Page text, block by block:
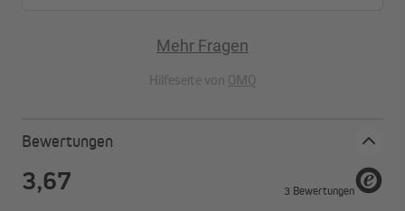
Mehr Fragen
Hilfeseite von OMQ
Bewertungen